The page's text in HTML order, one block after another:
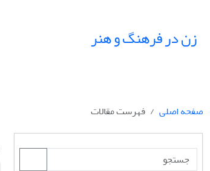
زن در فرهنگ و هنر
صفحه اصلی
فهرست مقالات